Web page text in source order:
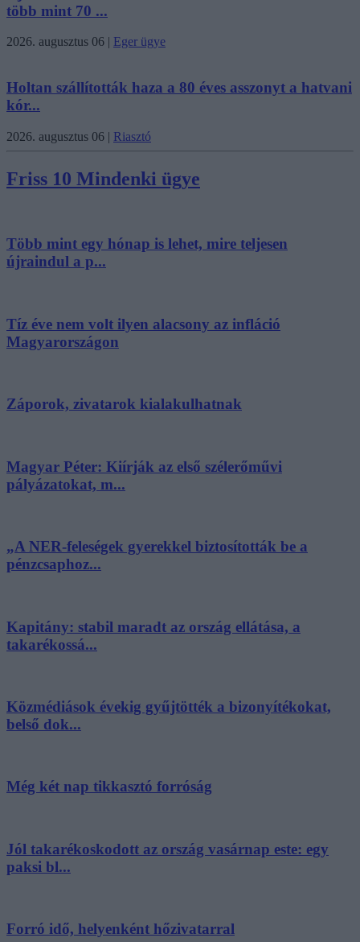
több mint 70 ...
2026. augusztus 06 | Eger ügye
Holtan szállították haza a 80 éves asszonyt a hatvani
kór...
2026. augusztus 06 | Riasztó
Friss 10 Mindenki ügye
Több mint egy hónap is lehet, mire teljesen
újraindul a p...
Tíz éve nem volt ilyen alacsony az infláció
Magyarországon
Záporok, zivatarok kialakulhatnak
Magyar Péter: Kiírják az első szélerőművi
pályázatokat, m...
„A NER-feleségek gyerekkel biztosították be a
pénzcsaphoz...
Kapitány: stabil maradt az ország ellátása, a
takarékossá...
Közmédiások évekig gyűjtötték a bizonyítékokat,
belső dok...
Még két nap tikkasztó forróság
Jól takarékoskodott az ország vasárnap este: egy
paksi bl...
Forró idő, helyenként hőzivatarral